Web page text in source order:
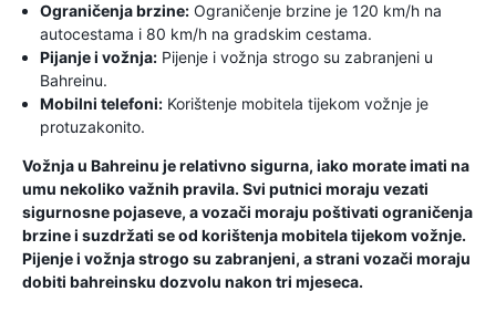
Ograničenja brzine: Ograničenje brzine je 120 km/h na
autocestama i 80 km/h na gradskim cestama.
Pijanje i vožnja: Pijenje i vožnja strogo su zabranjeni u
Bahreinu.
Mobilni telefoni: Korištenje mobitela tijekom vožnje je
protuzakonito.
Vožnja u Bahreinu je relativno sigurna, iako morate imati na
umu nekoliko važnih pravila. Svi putnici moraju vezati
sigurnosne pojaseve, a vozači moraju poštivati ​​ograničenja
brzine i suzdržati se od korištenja mobitela tijekom vožnje.
Pijenje i vožnja strogo su zabranjeni, a strani vozači moraju
dobiti bahreinsku dozvolu nakon tri mjeseca.